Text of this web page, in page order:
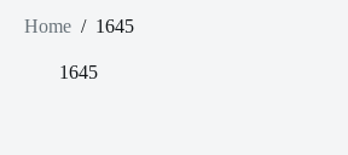
Home / 1645
1645